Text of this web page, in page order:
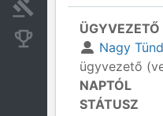
Bírósági eljárások
Konkurens cégek
ÜGYVEZETŐ
Nagy
ügyvezető
NAPTÓL
STÁTUSZ